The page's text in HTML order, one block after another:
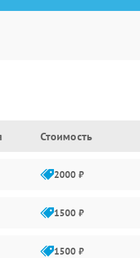
Стоимость
2000 ₽
1500 ₽
1500 ₽